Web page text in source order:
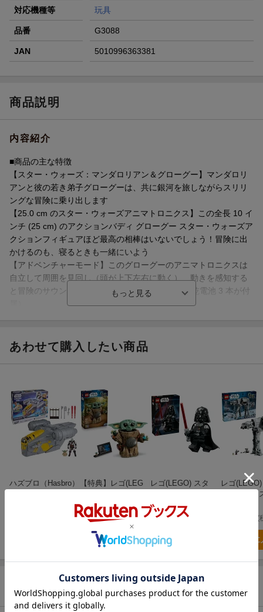
対応機種等 玩具
品番 G3088
JAN 5010996363381
商品説明
内容紹介
■商品の主な特徴
【スター・ウォーズ：マンダロリアン＆グローグー】マンダロリ
アンと彼の若き弟子グローグーは、共に銀河を旅しながらスリリ
ングな冒険に乗り出します
【25.0 cm のスター・ウォーズアニマトロニクス】この全長 10 イ
ンチ (25 cm) のアクションバディ グローグー スター・ウォーズア
クションフィギュアほど最高の相棒はいないでしょう！冒険に出
かけるのも、寝るときも一緒にいよう
【アドベンチャーモード】このグローグーのアニマトロニクスは
自立して周囲を見回し（頭が上下左右に動く）、動きを感知する
と冒険のサウンドエフェクトが鳴ります（単 3 形乾電池 3 本が付
【50 種類以上の音とアクションの組み合わせ】頭を 1 回または 3
回連続で押すと、50 種類以上の（頭部を長押ししたときのフォー
かい耳を持つグローグーは、抱き心地最高のおもちゃです
【あらゆるファンに贈るグローグーアイテム】グローグー＆マン
ダロリアンのおもちゃをもっとたくさん探して、グローグーコレ
クションアイテムの銀河を広げよう。 スター・ウォーズのおもち
ゃは 4 歳以上のお子様へのホリデーギフト、クリスマスプレゼン
ト、誕生日プレゼントに最適です（別売。在庫がない場合があり
「スター・ウォーズ／マンダロリアン・アンド・グローグー アク
ションバディ グローグー」で、壮大な冒険へ出発しよう！子ども
から大人まで楽しめるインタラクティブトイです。計50種類以上
のサウンド＆動きのコンボを搭載し、アクション満載の冒険ごっ
こはもちろん、寄り添って一緒に眠ることもできます。グローグ
ーの頭を押すと、頭を動かしたり、目を閉じたり、かわいらしい
サウンドを鳴らしたり、さまざまなリアクションが楽しめます。
全高約10インチ（約25cm）のスター・ウォーズ ぬいぐるみアニ
あわせて購入したい商品
ハズブロ（Hasbro）
ー・ウォーズ／マン
ークル＆ 35 cm プ
レイセット アクシ
ョンフィギュア、4
歳以上の男女共用お
【特典】レゴ(LEG
ズ グローグー(TM)
（マンダロリアンの
弟子） 75446 おも
ちゃ 玩具 プレゼン
ト 10歳 11歳 12歳
ース)
LEGO
19,782円 (税込)
かごに入れる
レゴ(LEGO) スタ
ス・ベイダー(TM)
デラックスミニフィ
ちゃ 玩具 プレゼン
ト 10歳 11歳 12歳
LEGO
15,283 円 (税込)
かごに入れる
レゴ
ー・ウォー
載 AT-AT
ント 10歳
(
かご
商品レビュー